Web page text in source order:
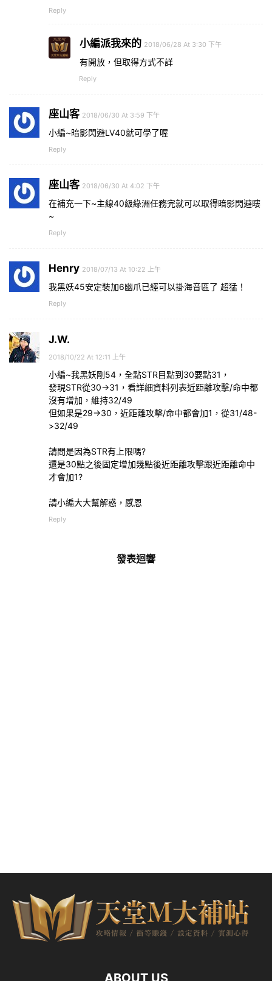
Reply
小編派我來的 2018/06/28 At 3:30 下午
有開放，但取得方式不詳
Reply
座山客 2018/06/30 At 3:59 下午
小編~暗影閃避LV40就可學了喔
Reply
座山客 2018/06/30 At 4:02 下午
在補充一下~主線40級綠洲任務完就可以取得暗影閃避瞜
~
Reply
Henry 2018/07/13 At 10:22 上午
我黑妖45安定裝加6幽爪已經可以掛海音區了 超猛！
Reply
J.W.
2018/10/22 At 12:11 上午
小編~我黑妖剛54，全點STR目點到30要點31，
發現STR從30->31，看詳細資料列表近距離攻擊/命中都
沒有增加，維持32/49
但如果是29->30，近距離攻擊/命中都會加1，從31/48-
>32/49
請問是因為STR有上限嗎?
還是30點之後固定增加幾點後近距離攻擊跟近距離命中
才會加1?
請小編大大幫解惑，感恩
Reply
發表迴響
ABOUT US